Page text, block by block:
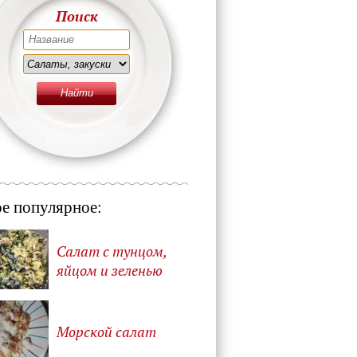
Поиск
популярное:
Салат с тунцом,
яйцом и зеленью
Морской салат